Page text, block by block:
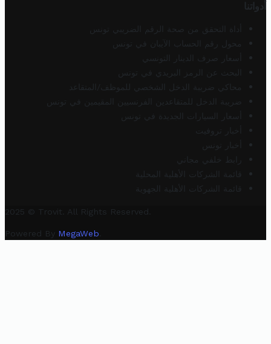
أدواتنا
أداة التحقق من صحة الرقم الضريبي تونس
محول رقم الحساب الآيبان في تونس
أسعار صرف الدينار التونسي
البحث عن الرمز البريدي في تونس
محاكي ضريبة الدخل الشخصي للموظف/المتقاعد
ضريبة الدخل للمتقاعدين الفرنسيين المقيمين في تونس
أسعار السيارات الجديدة في تونس
أخبار تروفيت
أخبار تونس
رابط خلفي مجاني
قائمة الشركات الأهلية المحلية
قائمة الشركات الأهلية الجهوية
2025 © Trovit. All Rights Reserved.
Powered By MegaWeb